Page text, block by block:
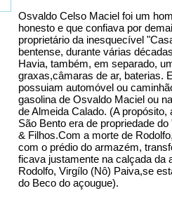
Osvaldo Celso Maciel foi um
honesto e que confiava por
proprietário da inesquecível
bentense, durante várias
Havia, também, em separado,
graxas,câmaras de ar, baterias.
possuiam automóvel ou
gasolina de Osvaldo Maciel ou
de Almeida Calado. (A
São Bento era de propriedade
& Filhos.Com a morte de
com o prédio do armazém,
ficava justamente na calçada da
Rodolfo, Virgílo (Nô) Paiva,se
do Beco do açougue).